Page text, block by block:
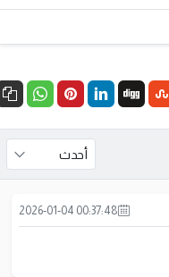
2026-01-04 00:37:48